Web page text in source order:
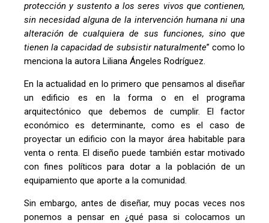
protección y sustento a los seres vivos que contienen,
sin necesidad alguna de la intervención humana ni una
alteración de cualquiera de sus funciones, sino que
tienen la capacidad de subsistir naturalmente” como lo
menciona la autora Liliana Ángeles Rodríguez.
En la actualidad en lo primero que pensamos al diseñar
un edificio es en la forma o en el programa
arquitectónico que debemos de cumplir. El factor
económico es determinante, como es el caso de
proyectar un edificio con la mayor área habitable para
venta o renta. El diseño puede también estar motivado
con fines políticos para dotar a la población de un
equipamiento que aporte a la comunidad.
Sin embargo, antes de diseñar, muy pocas veces nos
ponemos a pensar en ¿qué pasa si colocamos un